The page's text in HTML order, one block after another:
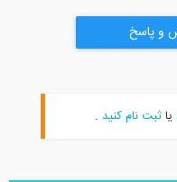
پاسخ
ثبت نام کنید.